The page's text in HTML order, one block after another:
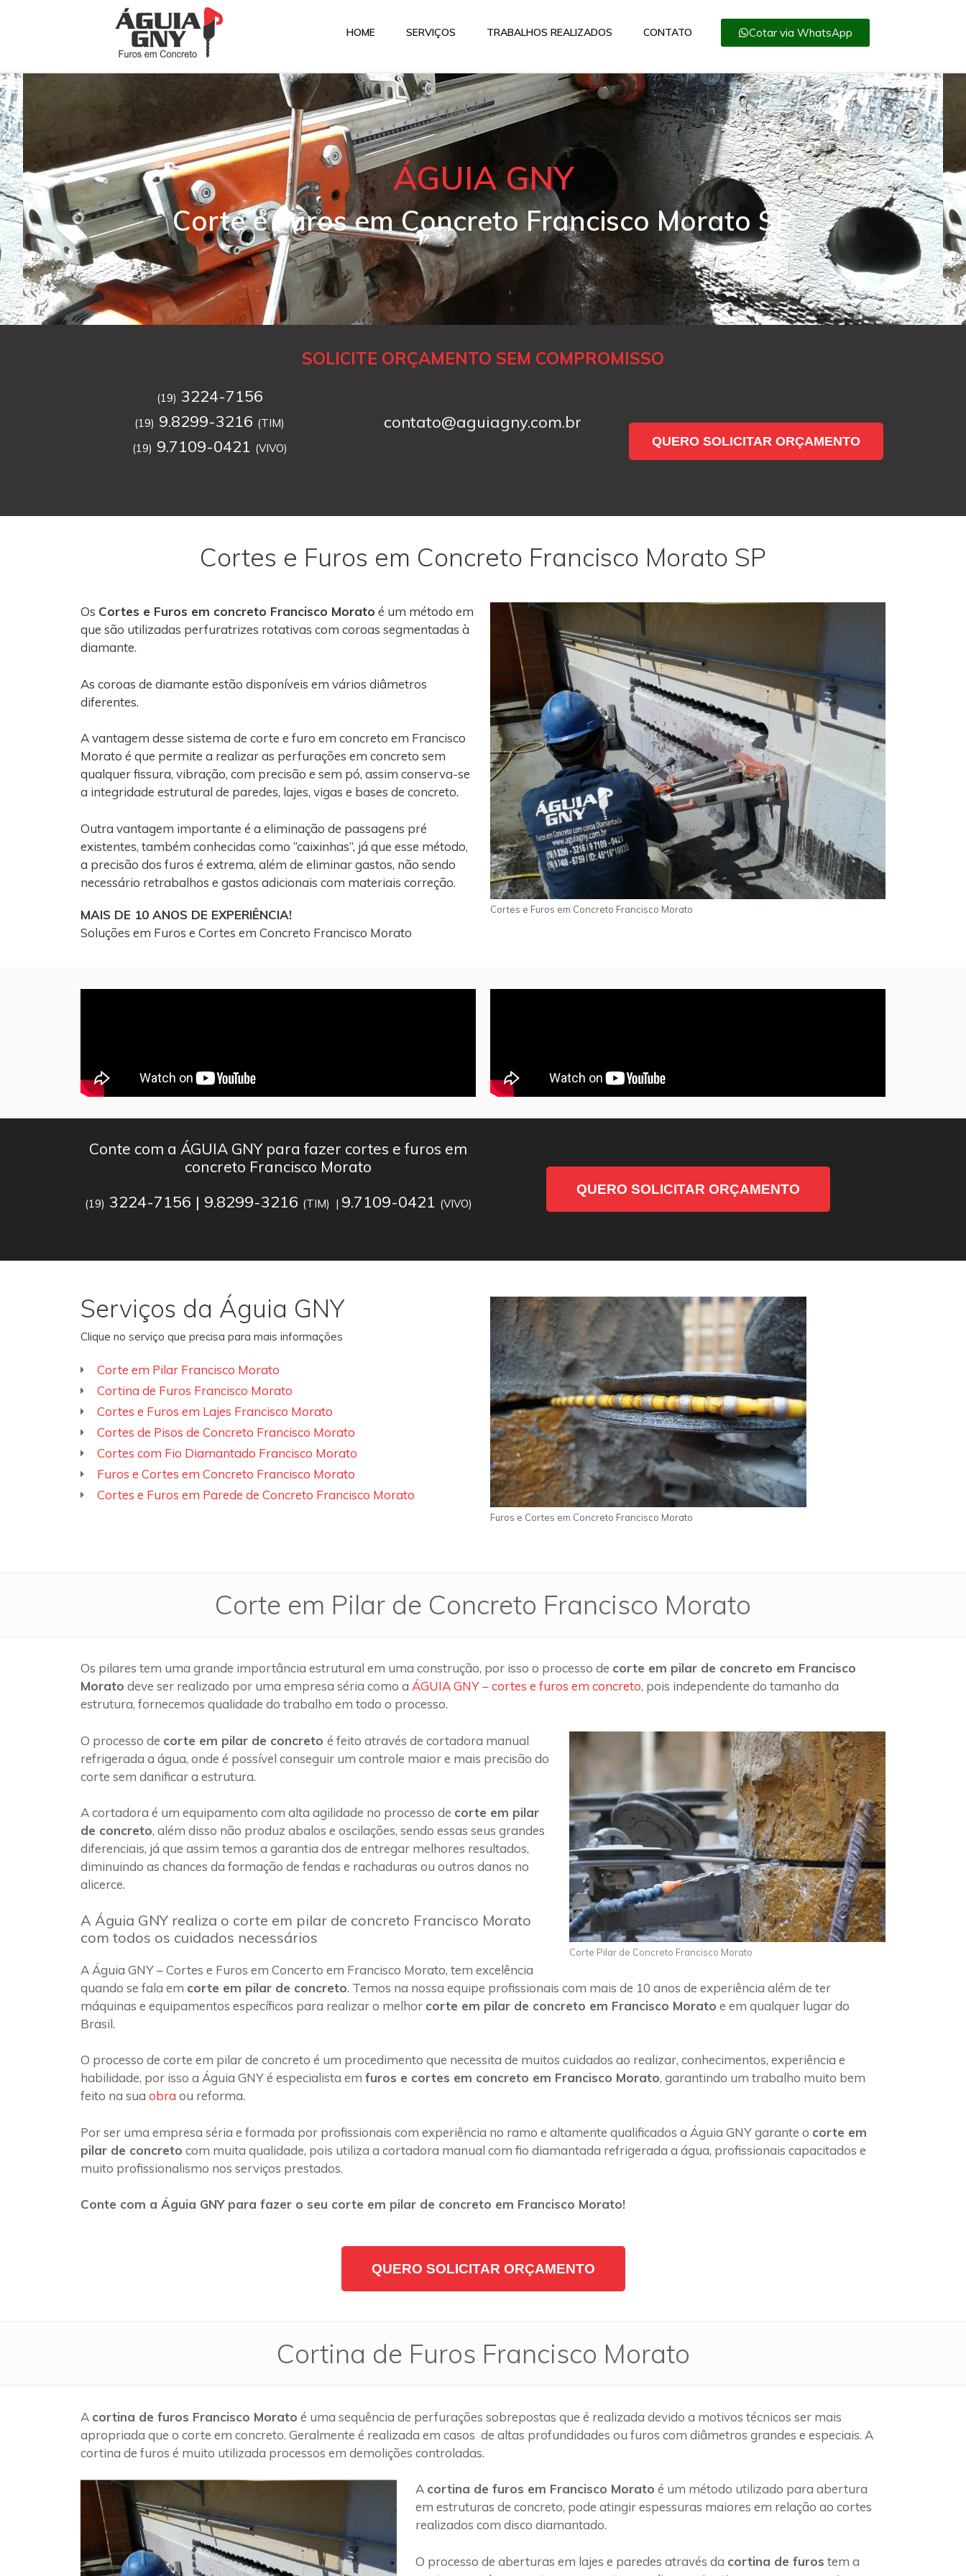
HOME SERVIÇOS TRABALHOS REALIZADOS CONTATO Cotar via WhatsApp
ÁGUIA GNY
Corte e Furos em Concreto Francisco Morato SP
SOLICITE ORÇAMENTO SEM COMPROMISSO
(19) 3224-7156
(19) 9.8299-3216 (TIM)
(19) 9.7109-0421 (VIVO)
contato@aguiagny.com.br
QUERO SOLICITAR ORÇAMENTO
Cortes e Furos em Concreto Francisco Morato SP
Os Cortes e Furos em concreto Francisco Morato é um método em
que são utilizadas perfuratrizes rotativas com coroas segmentadas à
diamante.
As coroas de diamante estão disponíveis em vários diâmetros
diferentes.
A vantagem desse sistema de corte e furo em concreto em Francisco
Morato é que permite a realizar as perfurações em concreto sem
qualquer fissura, vibração, com precisão e sem pó, assim conserva-se
a integridade estrutural de paredes, lajes, vigas e bases de concreto.
Outra vantagem importante é a eliminação de passagens pré
existentes, também conhecidas como “caixinhas”, já que esse método,
a precisão dos furos é extrema, além de eliminar gastos, não sendo
necessário retrabalhos e gastos adicionais com materiais correção.
MAIS DE 10 ANOS DE EXPERIÊNCIA!
Soluções em Furos e Cortes em Concreto Francisco Morato
Cortes e Furos em Concreto Francisco Morato
Conte com a ÁGUIA GNY para fazer cortes e furos em
concreto Francisco Morato
(19) 3224-7156 | 9.8299-3216 (TIM) | 9.7109-0421 (VIVO)
QUERO SOLICITAR ORÇAMENTO
Serviços da Águia GNY
Clique no serviço que precisa para mais informações
Corte em Pilar Francisco Morato
Cortina de Furos Francisco Morato
Cortes e Furos em Lajes Francisco Morato
Cortes de Pisos de Concreto Francisco Morato
Cortes com Fio Diamantado Francisco Morato
Furos e Cortes em Concreto Francisco Morato
Cortes e Furos em Parede de Concreto Francisco Morato
Furos e Cortes em Concreto Francisco Morato
Corte em Pilar de Concreto Francisco Morato
Os pilares tem uma grande importância estrutural em uma construção, por isso o processo de corte em pilar de concreto em Francisco
Morato deve ser realizado por uma empresa séria como a ÁGUIA GNY – cortes e furos em concreto, pois independente do tamanho da
estrutura, fornecemos qualidade do trabalho em todo o processo.
Corte Pilar de Concreto Francisco Morato
O processo de corte em pilar de concreto é feito através de cortadora manual
refrigerada a água, onde é possível conseguir um controle maior e mais precisão do
corte sem danificar a estrutura.
A cortadora é um equipamento com alta agilidade no processo de corte em pilar
de concreto, além disso não produz abalos e oscilações, sendo essas seus grandes
diferenciais, já que assim temos a garantia dos de entregar melhores resultados,
diminuindo as chances da formação de fendas e rachaduras ou outros danos no
alicerce.
A Águia GNY realiza o corte em pilar de concreto Francisco Morato
com todos os cuidados necessários
A Águia GNY – Cortes e Furos em Concerto em Francisco Morato, tem excelência
quando se fala em corte em pilar de concreto. Temos na nossa equipe profissionais com mais de 10 anos de experiência além de ter
máquinas e equipamentos específicos para realizar o melhor corte em pilar de concreto em Francisco Morato e em qualquer lugar do
Brasil.
O processo de corte em pilar de concreto é um procedimento que necessita de muitos cuidados ao realizar, conhecimentos, experiência e
habilidade, por isso a Águia GNY é especialista em furos e cortes em concreto em Francisco Morato, garantindo um trabalho muito bem
feito na sua obra ou reforma.
Por ser uma empresa séria e formada por profissionais com experiência no ramo e altamente qualificados a Águia GNY garante o corte em
pilar de concreto com muita qualidade, pois utiliza a cortadora manual com fio diamantada refrigerada a água, profissionais capacitados e
muito profissionalismo nos serviços prestados.
Conte com a Águia GNY para fazer o seu corte em pilar de concreto em Francisco Morato!
QUERO SOLICITAR ORÇAMENTO
Cortina de Furos Francisco Morato
A cortina de furos Francisco Morato é uma sequência de perfurações sobrepostas que é realizada devido a motivos técnicos ser mais
apropriada que o corte em concreto. Geralmente é realizada em casos de altas profundidades ou furos com diâmetros grandes e especiais. A
cortina de furos é muito utilizada processos em demolições controladas.
A cortina de furos em Francisco Morato é um método utilizado para abertura
em estruturas de concreto, pode atingir espessuras maiores em relação ao cortes
realizados com disco diamantado.
O processo de aberturas em lajes e paredes através da cortina de furos tem a